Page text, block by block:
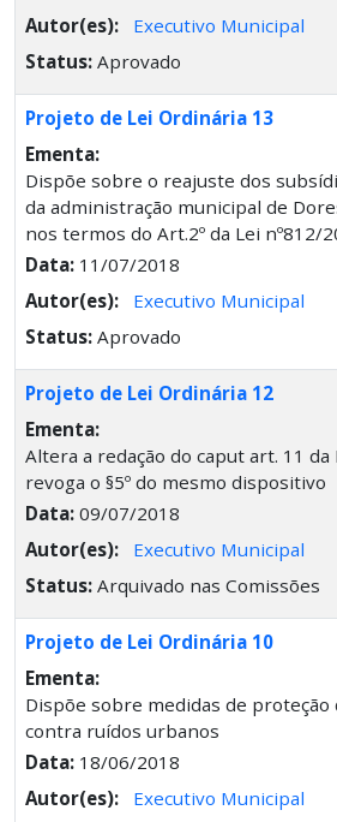
Autor(es):
Executivo Municipal
Status: Aprovado
Projeto de Lei Ordinária 13
Ementa:
Dispõe sobre o reajuste dos
da administração municipal de
nos termos do Art.2º da Lei nº812/
Data: 11/07/2018
Autor(es):
Executivo Municipal
Status: Aprovado
Projeto de Lei Ordinária 12
Ementa:
Altera a redação do caput art. 11 da
revoga o §5º do mesmo dispositivo
Data: 09/07/2018
Autor(es):
Executivo Municipal
Status: Arquivado nas Comissões
Projeto de Lei Ordinária 10
Ementa:
Dispõe sobre medidas de proteção
contra ruídos urbanos
Data: 18/06/2018
Autor(es):
Executivo Municipal